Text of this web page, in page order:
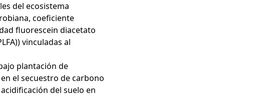
del ecosistema
coeficiente
fluorescein diacetato
vinculadas al
plantación de
el secuestro de carbono
del suelo en